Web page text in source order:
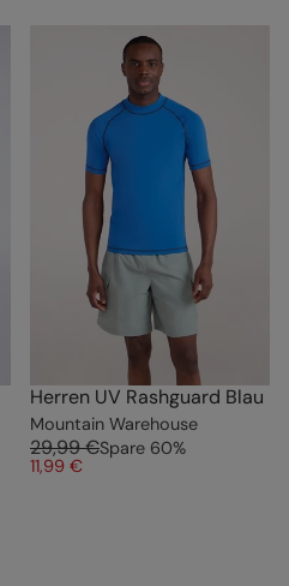
Herren UV Rashguard Blau
Mountain Warehouse
29,99 €Spare 60%
11,99 €